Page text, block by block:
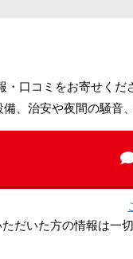
口コミをお寄せくだ
、治安や夜間の騒音
だいた方の情報は一